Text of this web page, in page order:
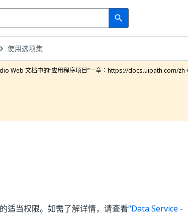
search
Search
使用选项集
Web 文档中的“应用程序项目”一章：https://docs.uipath.com/
适当权限。如需了解详情，请查看“Data Service -